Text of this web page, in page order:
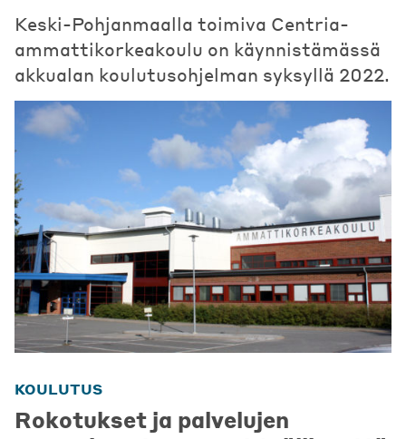
Keski-Pohjanmaalla toimiva Centria-
ammattikorkeakoulu on käynnistämässä
akkualan koulutusohjelman syksyllä 2022.
KOULUTUS
Rokotukset ja palvelujen